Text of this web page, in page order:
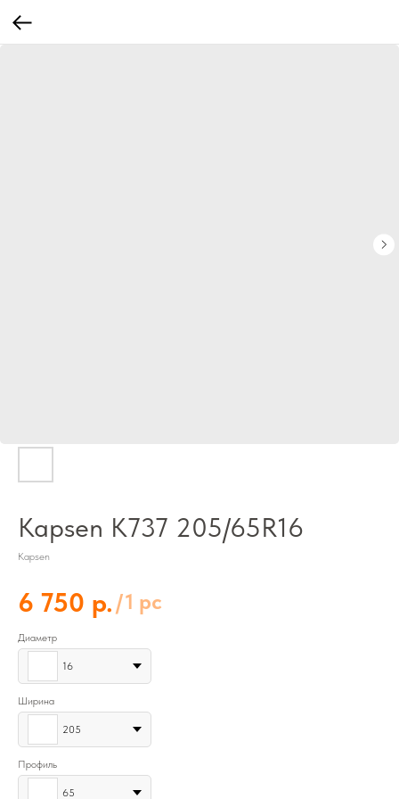
Kapsen K737 205/65R16
Kapsen
6 750 р. /1 pc
Диаметр
16
Ширина
205
Профиль
65